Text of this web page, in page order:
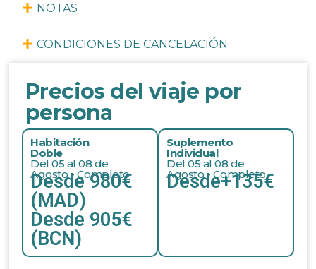
NOTAS
CONDICIONES DE CANCELACIÓN
Precios del viaje por
persona
Habitación
Doble
Del 05 al 08 de
Agosto - Completo
Desde 980€
(MAD)
Desde 905€
(BCN)
Suplemento
Individual
Del 05 al 08 de
Agosto - Completo
Desde+135€